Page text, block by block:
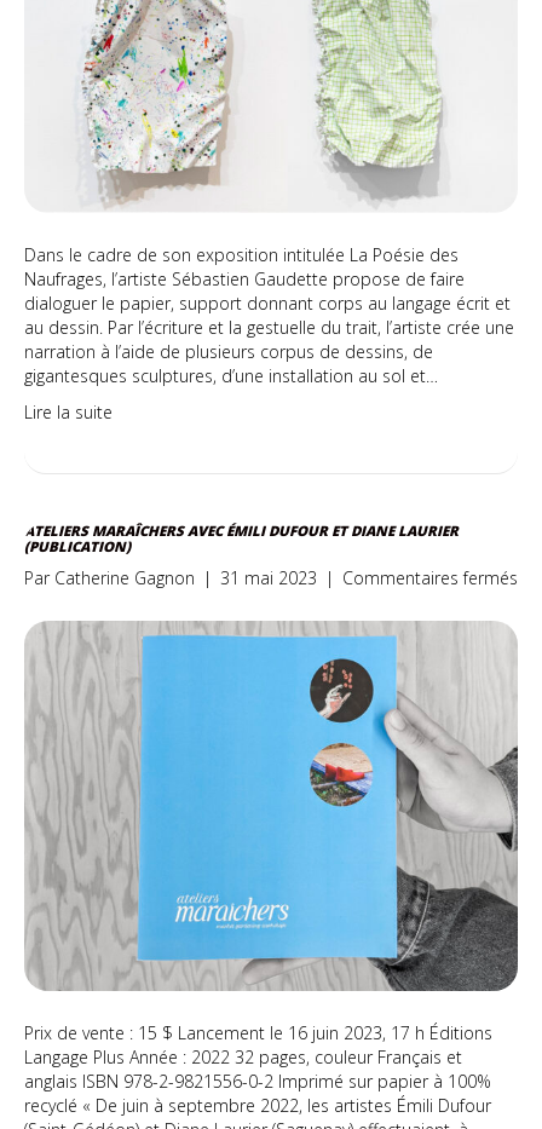
Dans le cadre de son exposition intitulée La Poésie des
Naufrages, l’artiste Sébastien Gaudette propose de faire
dialoguer le papier, support donnant corps au langage écrit et
au dessin. Par l’écriture et la gestuelle du trait, l’artiste crée une
narration à l’aide de plusieurs corpus de dessins, de
gigantesques sculptures, d’une installation au sol et…
Lire la suite
ATELIERS MARAÎCHERS AVEC ÉMILI DUFOUR ET DIANE LAURIER
(PUBLICATION)
Par Catherine Gagnon | 31 mai 2023 | Commentaires fermés
Prix de vente : 15 $ Lancement le 16 juin 2023, 17 h Éditions
Langage Plus Année : 2022 32 pages, couleur Français et
anglais ISBN 978-2-9821556-0-2 Imprimé sur papier à 100%
recyclé « De juin à septembre 2022, les artistes Émili Dufour